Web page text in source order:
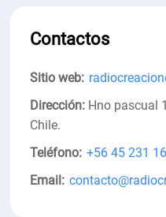
Contactos
Sitio web:
Dirección: Hno pascual
Chile.
Teléfono: +56 45 231
Email: